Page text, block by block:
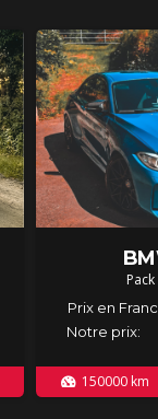
Prix en
Notre prix:
150000 km